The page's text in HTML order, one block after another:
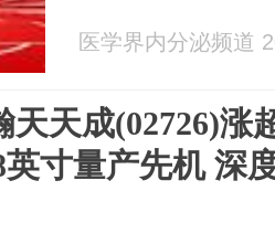
医学界内分泌频道
天天成(02726)涨
寸量产先机 深